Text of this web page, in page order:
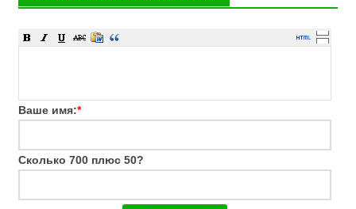
Ваше имя:*
Сколько 700 плюс 50?